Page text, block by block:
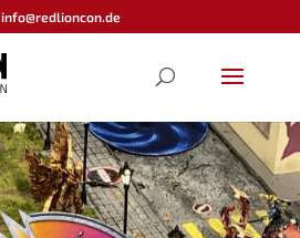
info@redlioncon.de